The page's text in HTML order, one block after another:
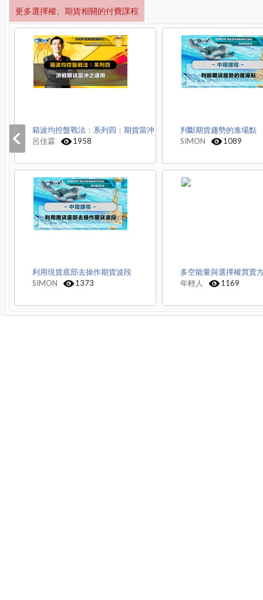
更多選擇權、期貨相關的付費課程
箱波均控盤戰法：系列四：期貨當沖
呂佳霖
1958
判斷期貨趨勢的進場點
SIMON
1089
利用現貨底部去操作期貨波段
SIMON
1373
多空能量與選擇權買賣
年輕人
1169